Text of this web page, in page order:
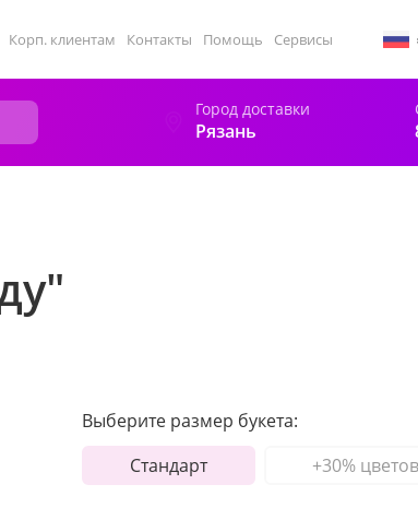
Корп. клиентам Контакты Помощь Сервисы
Город доставки
Рязань
Выберите размер букета:
Стандарт
+30% цветов